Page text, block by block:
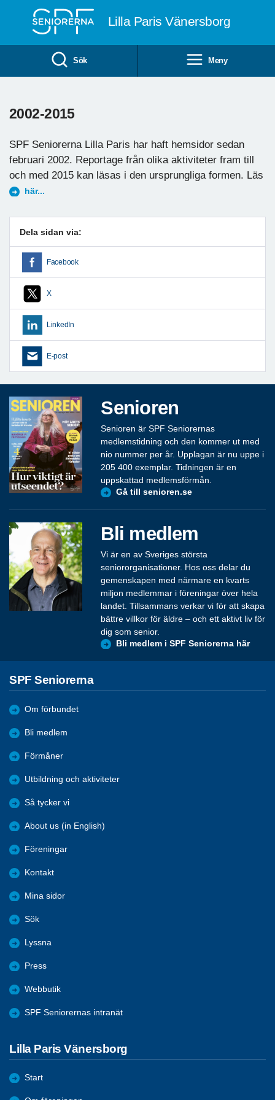
Lilla Paris Vänersborg
Sök Meny
2002-2015
SPF Seniorerna Lilla Paris har haft hemsidor sedan
februari 2002. Reportage från olika aktiviteter fram till
och med 2015 kan läsas i den ursprungliga formen. Läs
här...
Dela sidan via:
Facebook
X
LinkedIn
E-post
Senioren
Senioren är SPF Seniorernas
medlemstidning och den kommer ut med
nio nummer per år. Upplagan är nu uppe i
205 400 exemplar. Tidningen är en
uppskattad medlemsförmån.
Gå till senioren.se
Bli medlem
Vi är en av Sveriges största
seniororganisationer. Hos oss delar du
gemenskapen med närmare en kvarts
miljon medlemmar i föreningar över hela
landet. Tillsammans verkar vi för att skapa
bättre villkor för äldre – och ett aktivt liv för
dig som senior.
Bli medlem i SPF Seniorerna här
SPF Seniorerna
Om förbundet
Bli medlem
Förmåner
Utbildning och aktiviteter
Så tycker vi
About us (in English)
Föreningar
Kontakt
Mina sidor
Sök
Lyssna
Press
Webbutik
SPF Seniorernas intranät
Lilla Paris Vänersborg
Start